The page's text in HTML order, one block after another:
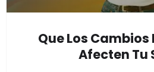
Que Los Cambios
Afecten Tu